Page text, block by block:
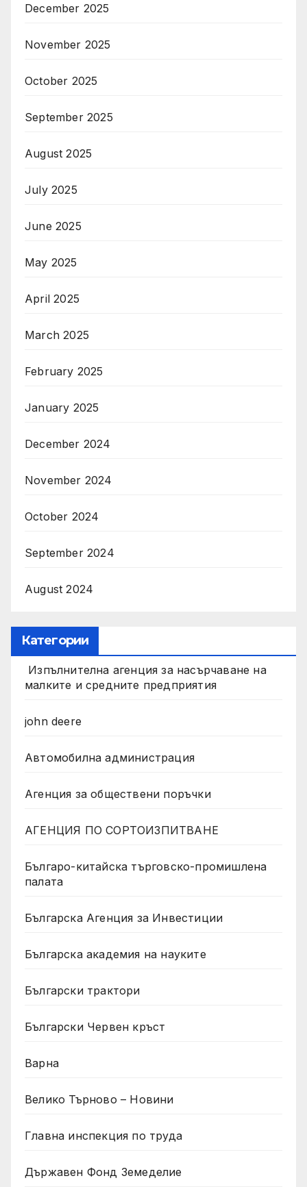
December 2025
November 2025
October 2025
September 2025
August 2025
July 2025
June 2025
May 2025
April 2025
March 2025
February 2025
January 2025
December 2024
November 2024
October 2024
September 2024
August 2024
Категории
Изпълнителна агенция за насърчаване на
малките и средните предприятия
john deere
Автомобилна администрация
Агенция за обществени поръчки
АГЕНЦИЯ ПО СОРТОИЗПИТВАНЕ
Българо-китайска търговско-промишлена
палата
Българска Агенция за Инвестиции
Българска академия на науките
Български трактори
Български Червен кръст
Варна
Велико Търново – Новини
Главна инспекция по труда
Държавен Фонд Земеделие